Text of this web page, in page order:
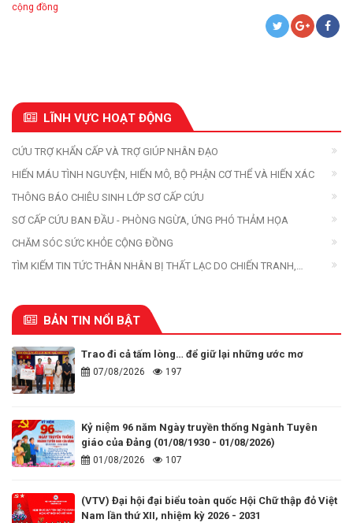
cộng đồng
LĨNH VỰC HOẠT ĐỘNG
CỨU TRỢ KHẨN CẤP VÀ TRỢ GIÚP NHÂN ĐẠO
HIẾN MÁU TÌNH NGUYỆN, HIẾN MÔ, BỘ PHẬN CƠ THỂ VÀ HIẾN XÁC
THÔNG BÁO CHIÊU SINH LỚP SƠ CẤP CỨU
SƠ CẤP CỨU BAN ĐẦU - PHÒNG NGỪA, ỨNG PHÓ THẢM HỌA
CHĂM SÓC SỨC KHỎE CỘNG ĐỒNG
TÌM KIẾM TIN TỨC THÂN NHÂN BỊ THẤT LẠC DO CHIẾN TRANH,
BẢN TIN NỔI BẬT
Trao đi cả tấm lòng… để giữ lại những ước mơ
07/08/2026 197
Kỷ niệm 96 năm Ngày truyền thống Ngành Tuyên
giáo của Đảng (01/08/1930 - 01/08/2026)
01/08/2026 107
(VTV) Đại hội đại biểu toàn quốc Hội Chữ thập đỏ Việt
Nam lần thứ XII, nhiệm kỳ 2026 - 2031